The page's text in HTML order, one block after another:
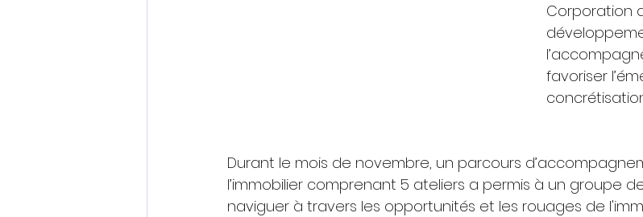
Corporation
favoriser
Durant le mois de novembre, un parcours
l’immobilier comprenant 5 ateliers a permis à un groupe
naviguer à travers les opportunités et les rouages de